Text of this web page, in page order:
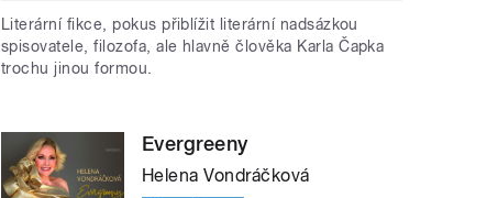
Literární fikce, pokus přiblížit literární nadsázkou
spisovatele, filozofa, ale hlavně člověka Karla Čapka
trochu jinou formou.
Evergreeny
Helena Vondráčková